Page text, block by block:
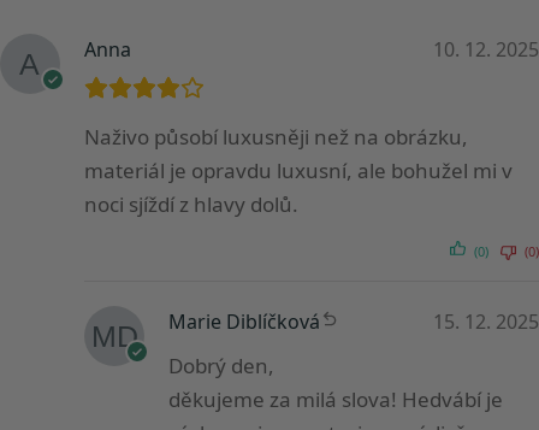
Anna 10. 12. 2025
Naživo působí luxusněji než na obrázku,
materiál je opravdu luxusní, ale bohužel mi v
noci sjíždí z hlavy dolů.
(0) (0)
Marie Diblíčková 15. 12. 2025
Dobrý den,
děkujeme za milá slova! Hedvábí je